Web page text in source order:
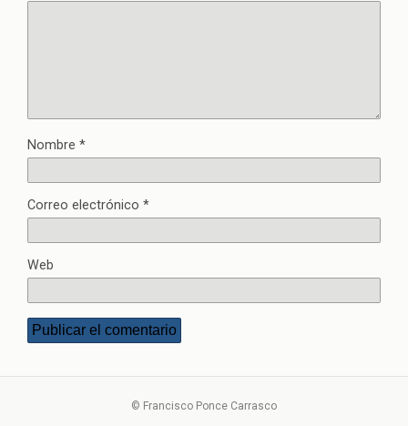
Nombre *
Correo electrónico *
Web
© Francisco Ponce Carrasco